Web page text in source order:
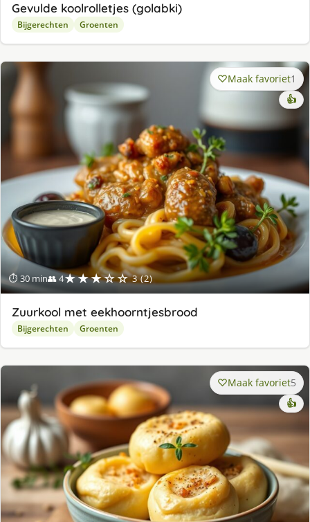
Gevulde koolrolletjes (golabki)
Bijgerechten Groenten
⏱ 30 min👥 4★★★☆☆ 3 (2)
Maak favoriet1
👍
Zuurkool met eekhoorntjesbrood
Bijgerechten Groenten
Maak favoriet5
👍